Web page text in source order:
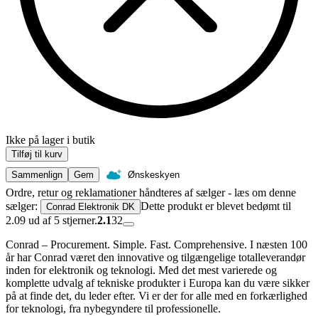
Ikke på lager i butik
Tilføj til kurv
Sammenlign
Gem Ønskeskyen
Ordre, retur og reklamationer håndteres af sælger - læs om denne
sælger:
Conrad Elektronik DK Dette produkt er blevet bedømt til
2.09 ud af 5 stjerner.2.132
Conrad – Procurement. Simple. Fast. Comprehensive. I næsten 100
år har Conrad været den innovative og tilgængelige totalleverandør
inden for elektronik og teknologi. Med det mest varierede og
komplette udvalg af tekniske produkter i Europa kan du være sikker
på at finde det, du leder efter. Vi er der for alle med en forkærlighed
for teknologi, fra nybegyndere til professionelle.